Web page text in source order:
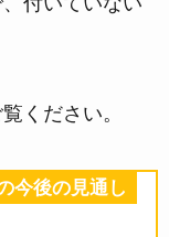
ください。
今後の見通し